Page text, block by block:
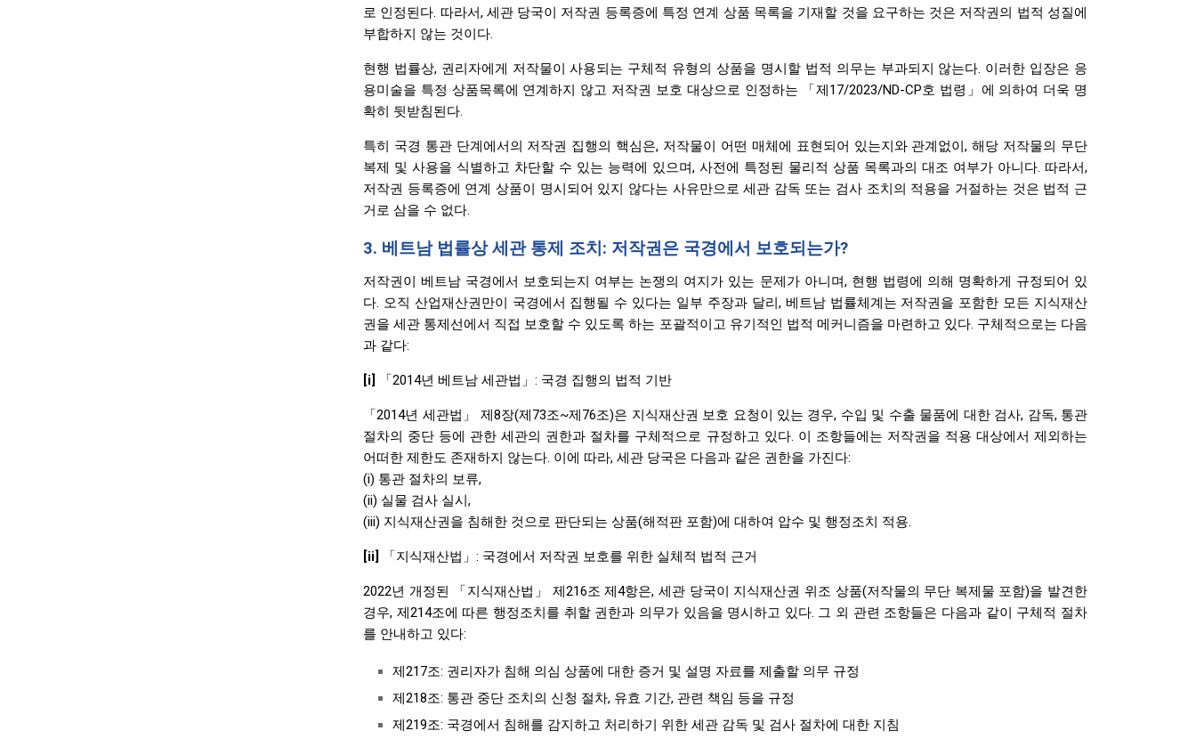
로 인정된다. 따라서, 세관 당국이 저작권 등록증에 특정 연계 상품 목록을 기재할 것을 요구하는 것은 저작권의 법적 성질에
부합하지 않는 것이다.
현행 법률상, 권리자에게 저작물이 사용되는 구체적 유형의 상품을 명시할 법적 의무는 부과되지 않는다. 이러한 입장은 응
용미술을 특정 상품목록에 연계하지 않고 저작권 보호 대상으로 인정하는 「제17/2023/ND-CP호 법령」에 의하여 더욱 명
확히 뒷받침된다.
특히 국경 통관 단계에서의 저작권 집행의 핵심은, 저작물이 어떤 매체에 표현되어 있는지와 관계없이, 해당 저작물의 무단
복제 및 사용을 식별하고 차단할 수 있는 능력에 있으며, 사전에 특정된 물리적 상품 목록과의 대조 여부가 아니다. 따라서,
저작권 등록증에 연계 상품이 명시되어 있지 않다는 사유만으로 세관 감독 또는 검사 조치의 적용을 거절하는 것은 법적 근
거로 삼을 수 없다.
3. 베트남 법률상 세관 통제 조치: 저작권은 국경에서 보호되는가?
저작권이 베트남 국경에서 보호되는지 여부는 논쟁의 여지가 있는 문제가 아니며, 현행 법령에 의해 명확하게 규정되어 있
다. 오직 산업재산권만이 국경에서 집행될 수 있다는 일부 주장과 달리, 베트남 법률체계는 저작권을 포함한 모든 지식재산
권을 세관 통제선에서 직접 보호할 수 있도록 하는 포괄적이고 유기적인 법적 메커니즘을 마련하고 있다. 구체적으로는 다음
과 같다:
[i] 「2014년 베트남 세관법」: 국경 집행의 법적 기반
「2014년 세관법」 제8장(제73조~제76조)은 지식재산권 보호 요청이 있는 경우, 수입 및 수출 물품에 대한 검사, 감독, 통관
절차의 중단 등에 관한 세관의 권한과 절차를 구체적으로 규정하고 있다. 이 조항들에는 저작권을 적용 대상에서 제외하는
어떠한 제한도 존재하지 않는다. 이에 따라, 세관 당국은 다음과 같은 권한을 가진다:
(i) 통관 절차의 보류,
(ii) 실물 검사 실시,
(iii) 지식재산권을 침해한 것으로 판단되는 상품(해적판 포함)에 대하여 압수 및 행정조치 적용.
[ii] 「지식재산법」: 국경에서 저작권 보호를 위한 실체적 법적 근거
2022년 개정된 「지식재산법」 제216조 제4항은, 세관 당국이 지식재산권 위조 상품(저작물의 무단 복제물 포함)을 발견한
경우, 제214조에 따른 행정조치를 취할 권한과 의무가 있음을 명시하고 있다. 그 외 관련 조항들은 다음과 같이 구체적 절차
를 안내하고 있다:
제217조: 권리자가 침해 의심 상품에 대한 증거 및 설명 자료를 제출할 의무 규정
제218조: 통관 중단 조치의 신청 절차, 유효 기간, 관련 책임 등을 규정
제219조: 국경에서 침해를 감지하고 처리하기 위한 세관 감독 및 검사 절차에 대한 지침